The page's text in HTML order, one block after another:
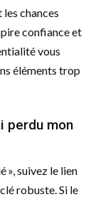
chances
confiance et
vous
éléments trop
perdu mon
», suivez le lien
robuste. Si le